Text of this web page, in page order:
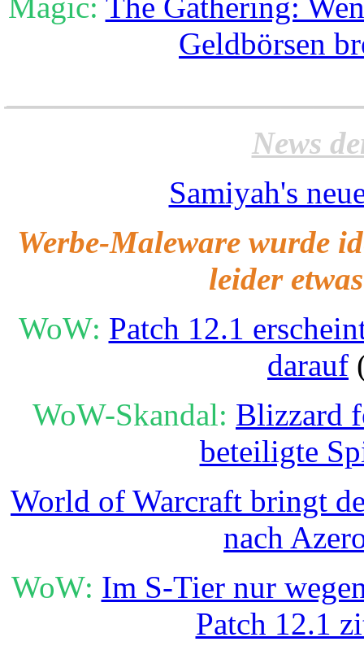
Magic: The Gathering:
Geldbörsen
News
Samiyah's
Werbe-Maleware wurde
leider
WoW: Patch 12.1
darauf
WoW-Skandal: Blizzard
beteiligte
World of Warcraft bringt
nach
WoW: Im S-Tier nur
Patch 12.1